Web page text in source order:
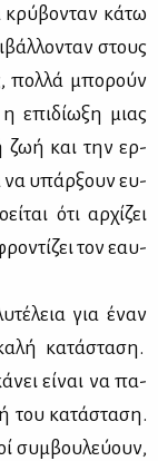
κρύ­βο­νταν κά­τω
στους
πολ­λά μπο­ρούν
επι­δί­ω­ξη μιας
ζωή και την ερ­
να υπάρ­ξουν ευ­
ότι αρ­χί­ζει
τον εαυ­
για έναν
κα­τά­στα­ση.
εί­ναι να πα­
του κα­τά­στα­ση.
συμ­βου­λεύ­ουν,